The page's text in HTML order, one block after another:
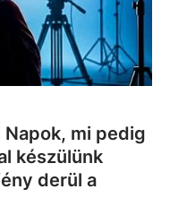
mi pedig
készülünk
derül a